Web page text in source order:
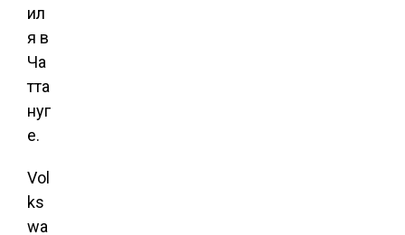
ил
я в
Ча
тта
нуг
е.
Vol
ks
wa